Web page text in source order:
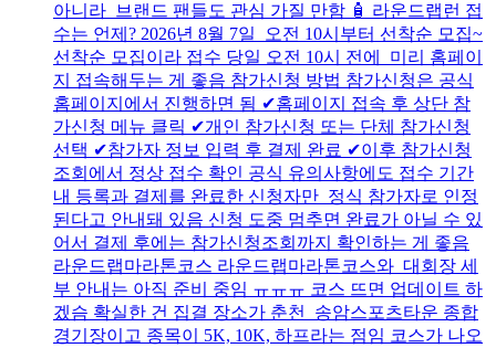
아니라 브랜드 팬들도 관심 가질 만함 🧴 라운드랩런 접
수는 언제? 2026년 8월 7일 오전 10시부터 선착순 모집~
선착순 모집이라 접수 당일 오전 10시 전에 미리 홈페이
지 접속해두는 게 좋음 참가신청 방법 참가신청은 공식
홈페이지에서 진행하면 됨 ✔홈페이지 접속 후 상단 참
가신청 메뉴 클릭 ✔개인 참가신청 또는 단체 참가신청
선택 ✔참가자 정보 입력 후 결제 완료 ✔이후 참가신청
조회에서 정상 접수 확인 공식 유의사항에도 접수 기간
내 등록과 결제를 완료한 신청자만 정식 참가자로 인정
된다고 안내돼 있음 신청 도중 멈추면 완료가 아닐 수 있
어서 결제 후에는 참가신청조회까지 확인하는 게 좋음
라운드랩마라톤코스 라운드랩마라톤코스와 대회장 세
부 안내는 아직 준비 중임 ㅠㅠㅠ 코스 뜨면 업데이트 하
겠슴 확실한 건 집결 장소가 춘천 송암스포츠타운 종합
경기장이고 종목이 5K, 10K, 하프라는 점임 코스가 나오